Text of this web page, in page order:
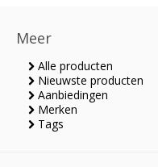
Meer
Alle producten
Nieuwste producten
Aanbiedingen
Merken
Tags